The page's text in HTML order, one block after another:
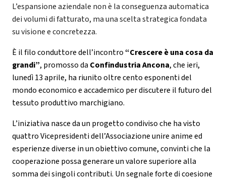
L’espansione aziendale non è la conseguenza automatica
dei volumi di fatturato, ma una scelta strategica fondata
su visione e concretezza.
È il filo conduttore dell’incontro“Crescere è una cosa da
grandi”, promosso da Confindustria Ancona, che ieri,
lunedì 13 aprile, ha riunito oltre cento esponenti del
mondo economico e accademico per discutere il futuro del
tessuto produttivo marchigiano.
L’iniziativa nasce da un progetto condiviso che ha visto
quattro Vicepresidenti dell’Associazione unire anime ed
esperienze diverse in un obiettivo comune, convinti che la
cooperazione possa generare un valore superiore alla
somma dei singoli contributi. Un segnale forte di coesione